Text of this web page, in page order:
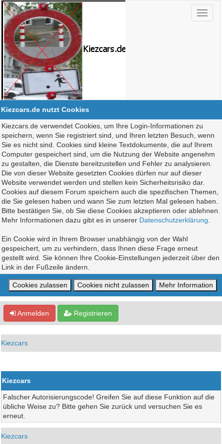
Kiezcars.de nutzt Cookies
Kiezcars.de verwendet Cookies, um Ihre Login-Informationen zu
speichern, wenn Sie registriert sind, und Ihren letzten Besuch, wenn
Sie es nicht sind. Cookies sind kleine Textdokumente, die auf Ihrem
Computer gespeichert sind, um die Nutzung der Website angenehm
zu gestalten, die Dienste bereitzustellen und Fehler zu analysieren.
Die von dieser Website gesetzten Cookies dürfen nur auf dieser
Website verwendet werden und stellen kein Sicherheitsrisiko dar.
Cookies auf diesem Forum speichern auch die spezifischen Themen,
die Sie gelesen haben und wann Sie zum letzten Mal gelesen haben.
Bitte bestätigen Sie, ob Sie diese Cookies akzeptieren oder ablehnen.
Mehr Informationen dazu gibt es in unserer Datenschutzerklärung
Ein Cookie wird in Ihrem Browser unabhängig von der Wahl
gespeichert, um zu verhindern, dass Ihnen diese Frage erneut
gestellt wird. Sie können Ihre Cookie-Einstellungen jederzeit über den
Link in der Fußzeile ändern.
Anmelden Registrieren
Kiezcars
Kiezcars
Falscher Autorisierungscode! Greifen Sie auf diese Funktion auf die
übliche Weise zu? Bitte gehen Sie zurück und versuchen Sie es
erneut.
Kiezcars